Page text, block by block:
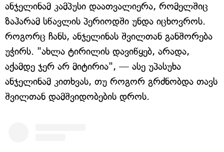
ანჯელინამ კამპუსი დაათვალიერა, რომელშიც
ზაჰარამ სწავლის პერიოდში უნდა იცხოვროს.
როგორც ჩანს, ანჯელინას შვილთან განშორება
უჭირს. "ახლა ტირილის დავიწყებ, არადა,
აქამდე ჯერ არ მიტირია", — ასე უპასუხა
ანჯელინამ კითხვას, თუ როგორ გრძნობდა თავს
შვილთან დამშვიდობების დროს.